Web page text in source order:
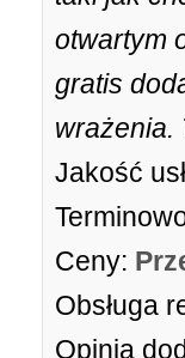
otwartym
gratis
wrażenia.
Jakość
Ceny:
Obsługa
Opinia